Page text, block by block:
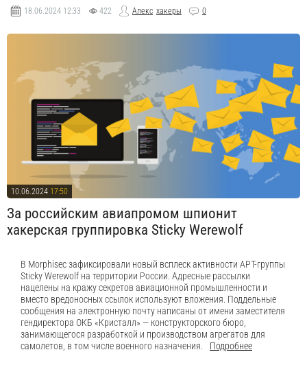
18.06.2024 12:33 422 Алекс хакеры 0
10.06.2024 17:50
За российским авиапромом шпионит
хакерская группировка Sticky Werewolf
В Morphisec зафиксировали новый всплеск активности APT-группы
Sticky Werewolf на территории России. Адресные рассылки
нацелены на кражу секретов авиационной промышленности и
вместо вредоносных ссылок используют вложения. Поддельные
сообщения на электронную почту написаны от имени заместителя
гендиректора ОКБ «Кристалл» — конструкторского бюро,
занимающегося разработкой и производством агрегатов для
самолетов, в том числе военного назначения.
Подробнее